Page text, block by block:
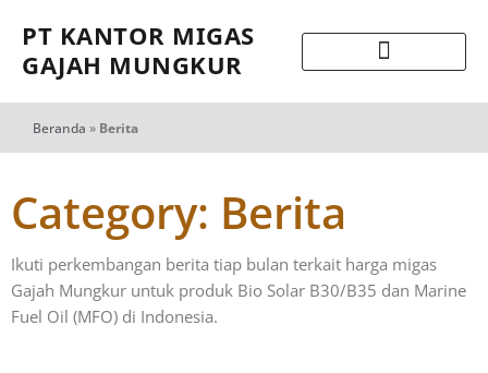
PT KANTOR MIGAS
GAJAH MUNGKUR
Beranda » Berita
Category: Berita
Ikuti perkembangan berita tiap bulan terkait harga migas
Gajah Mungkur untuk produk Bio Solar B30/B35 dan Marine
Fuel Oil (MFO) di Indonesia.